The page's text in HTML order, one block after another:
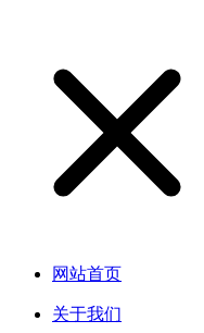
网站首页
关于我们